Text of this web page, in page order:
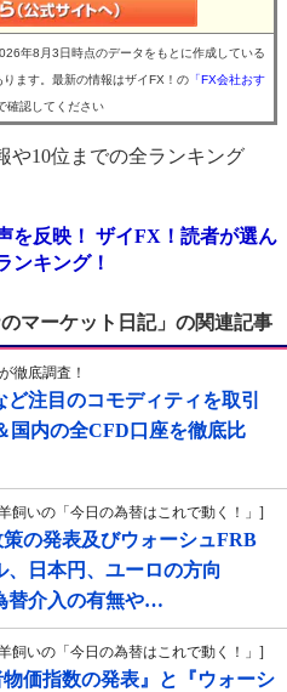
年8月3日時点のデータをもとに作成している
ます。最新の情報はザイFX！の 「FX会社おす
確認してください
や10位までの全ランキング
を反映！ ザイFX！読者が選ん
ンキング！
マーケット日記」の関連記事
徹底調査！
注目のコモディティを取引
国内の全CFD口座を徹底比
飼いの「今日の為替はこれで動く！」]
の発表及びウォーシュFRB
日本円、ユーロの方向
替介入の有無や…
飼いの「今日の為替はこれで動く！」]
価指数の発表』と『ウォーシ